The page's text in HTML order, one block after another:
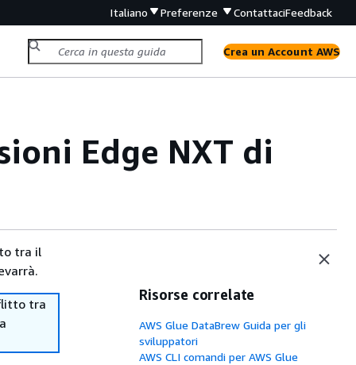
Italiano Preferenze ContattaciFeedback
Crea un Account AWS
Edge NXT di
tra il
tra
Risorse correlate
AWS Glue DataBrew Guida per gli
sviluppatori
AWS CLI comandi per AWS Glue